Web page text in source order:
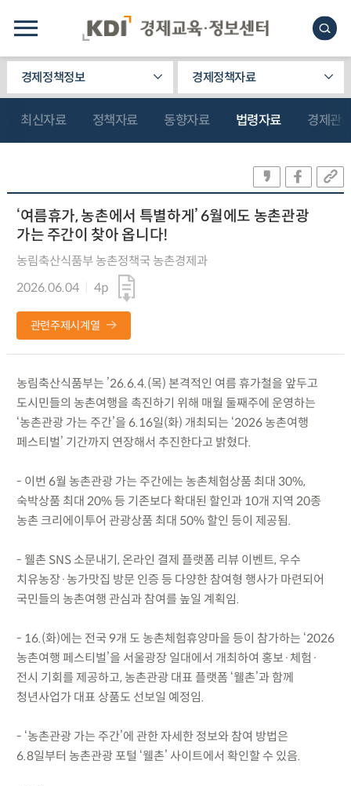
경제정책정보 경제정책자료
최신자료 정책자료 동향자료 법령자료 경제관
‘여름휴가, 농촌에서 특별하게’ 6월에도 농촌관광
가는 주간이 찾아 옵니다!
농림축산식품부 농촌정책국 농촌경제과
2026.06.04
4p
관련주제시계열
농림축산식품부는 ’26.6.4.(목) 본격적인 여름 휴가철을 앞두고
도시민들의 농촌여행을 촉진하기 위해 매월 둘째주에 운영하는
‘농촌관광 가는 주간’을 6.16일(화) 개최되는 ‘2026 농촌여행
페스티벌’ 기간까지 연장해서 추진한다고 밝혔다.
- 이번 6월 농촌관광 가는 주간에는 농촌체험상품 최대 30%,
숙박상품 최대 20% 등 기존보다 확대된 할인과 10개 지역 20종
농촌 크리에이투어 관광상품 최대 50% 할인 등이 제공됨.
- 웰촌 SNS 소문내기, 온라인 결제 플랫폼 리뷰 이벤트, 우수
치유농장·농가맛집 방문 인증 등 다양한 참여형 행사가 마련되어
국민들의 농촌여행 관심과 참여를 높일 계획임.
- 16.(화)에는 전국 9개 도 농촌체험휴양마을 등이 참가하는 ‘2026
농촌여행 페스티벌’을 서울광장 일대에서 개최하여 홍보·체험·
전시 기회를 제공하고, 농촌관광 대표 플랫폼 ‘웰촌’과 함께
청년사업가 대표 상품도 선보일 예정임.
- ‘농촌관광 가는 주간’에 관한 자세한 정보와 참여 방법은
6.8일부터 농촌관광 포털 ‘웰촌’ 사이트에서 확인할 수 있음.